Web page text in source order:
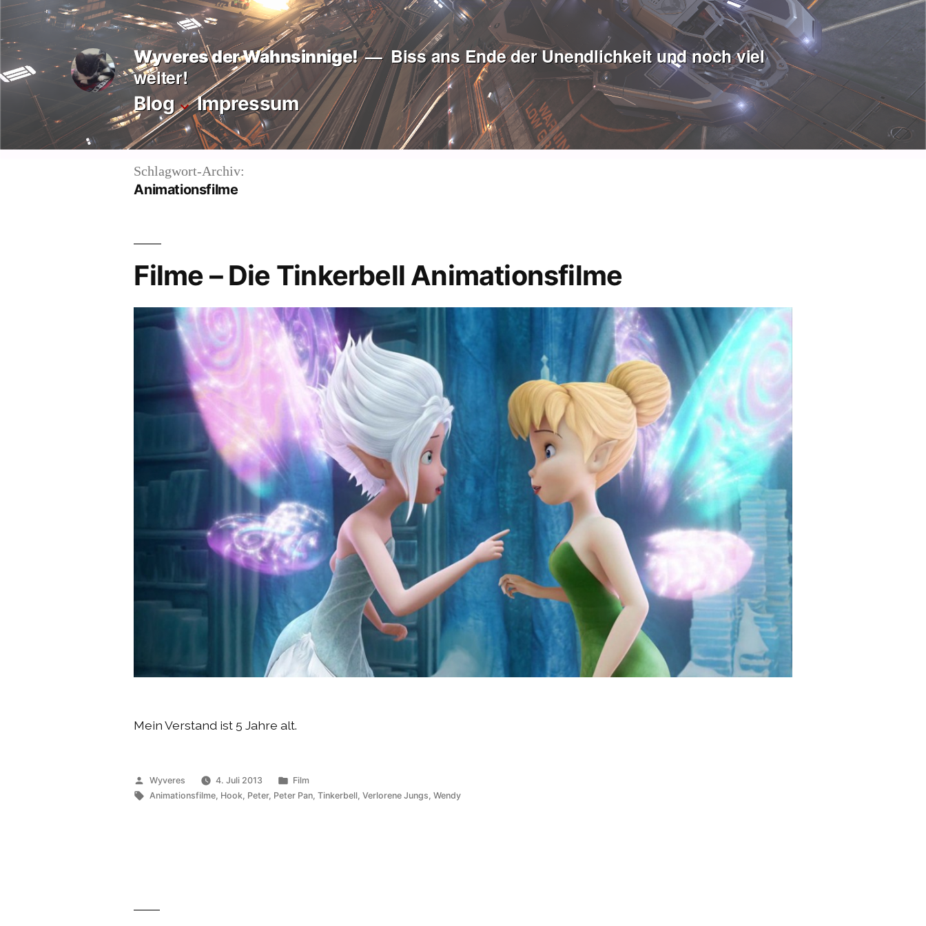
Zum
Inhalt
springen
Wyveres der Wahnsinnige!
Biss ans Ende der Unendlichkeit und noch viel
weiter!
Blog Impressum
Schlagwort-Archiv:
Animationsfilme
Filme – Die Tinkerbell Animationsfilme
Mein Verstand ist 5 Jahre alt.
Veröffentlicht
von
Wyveres 4. Juli 2013
Veröffentlicht
unter
Film
Schlagwörter:
Animationsfilme, Hook, Peter, Peter Pan, Tinkerbell, Verlorene Jungs Wendy